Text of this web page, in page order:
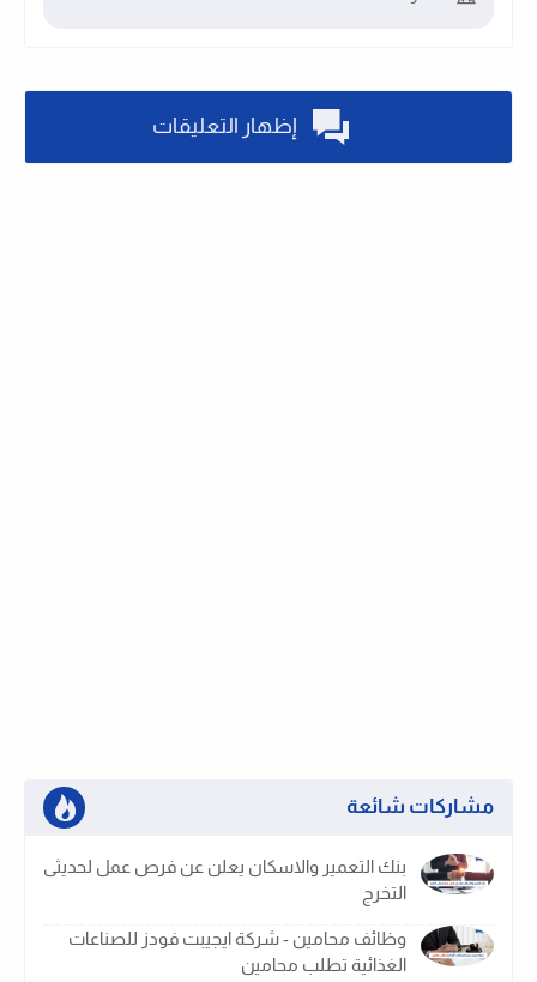
إظهار التعليقات
مشاركات شائعة
بنك التعمير والاسكان يعلن عن فرص عمل لحديثى
التخرج
وظائف محامين - شركة ايجيبت فودز للصناعات
الغذائية تطلب محامين